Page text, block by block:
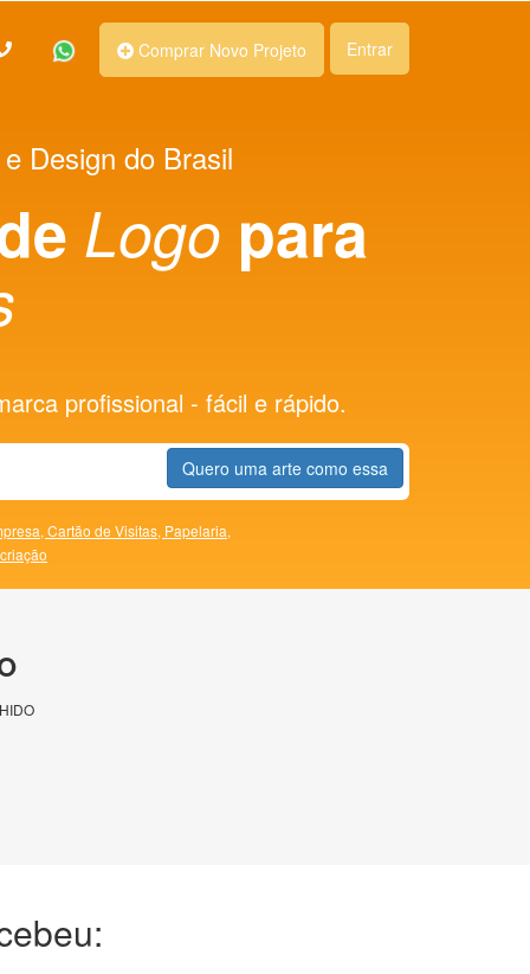
Comprar Novo Projeto Entrar
Design do Brasil
Logo para
profissional - fácil e rápido.
Quero uma arte como essa
Cartão de Visitas, Papelaria,